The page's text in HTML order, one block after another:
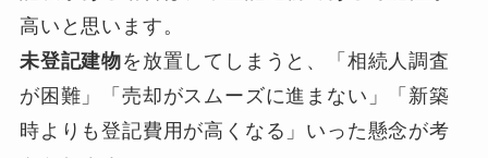
高いと思います。
未登記建物を放置してしまうと、「相続人調査
が困難」「売却がスムーズに進まない」「新築
時よりも登記費用が高くなる」いった懸念が考